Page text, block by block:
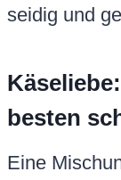
seidig und
besten
Eine